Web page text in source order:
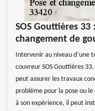
SOS Gouttières
changement de
Intervenir au niveau d’une
couvreur SOS Gouttières
peut assurer les travaux
problème pour la pose ou
à son expérience, il peut